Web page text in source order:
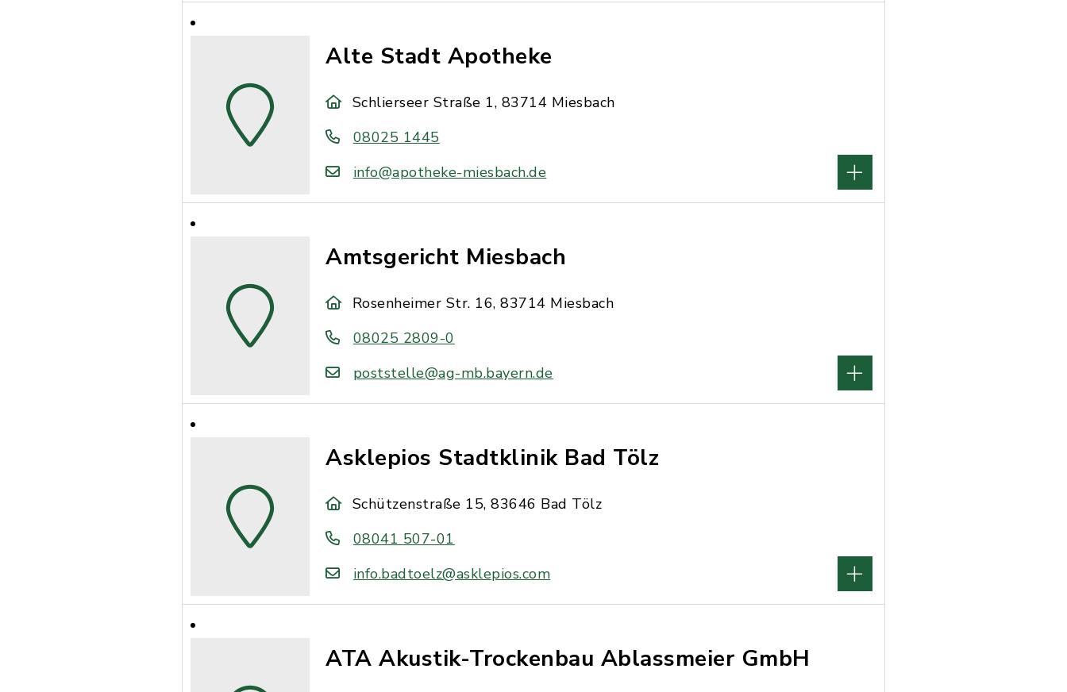
Alte Stadt Apotheke
Schlierseer Straße 1, 83714 Miesbach
08025 1445
info@apotheke-miesbach.de
Amtsgericht Miesbach
Rosenheimer Str. 16, 83714 Miesbach
08025 2809-0
poststelle@ag-mb.bayern.de
Asklepios Stadtklinik Bad Tölz
Schützenstraße 15, 83646 Bad Tölz
08041 507-01
info.badtoelz@asklepios.com
ATA Akustik-Trockenbau Ablassmeier GmbH